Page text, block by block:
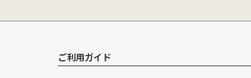
ご利用ガイド